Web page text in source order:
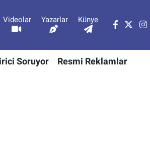
Videolar Yazarlar Künye
Soruyor Resmi Reklamlar